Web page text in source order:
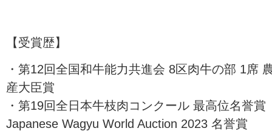
【受賞歴】
・第12回全国和牛能力共進会 8区肉牛の部 1席
産大臣賞
・第19回全日本牛枝肉コンクール 最高位名誉賞
Japanese Wagyu World Auction 2023 名誉賞